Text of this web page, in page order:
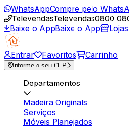
WhatsAppCompre pelo
TelevendasTelevendas0800
Baixe o AppBaixe o App Lojas
Entrar Favoritos Carrinho
Informe o seu CEP
Departamentos
Madeira Originals
Serviços
Móveis Planejados